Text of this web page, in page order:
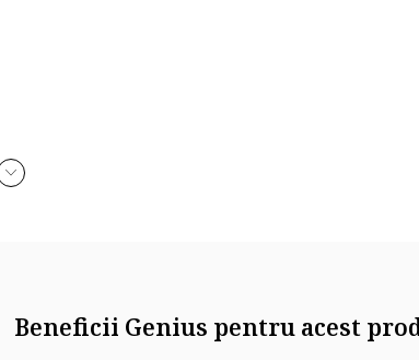
Beneficii Genius pentru acest